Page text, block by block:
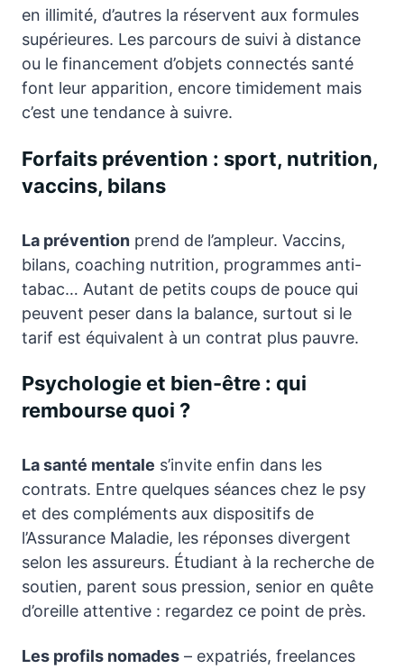
en illimité, d’autres la réservent aux formules
supérieures. Les parcours de suivi à distance
ou le financement d’objets connectés santé
font leur apparition, encore timidement mais
c’est une tendance à suivre.
Forfaits prévention : sport, nutrition,
vaccins, bilans
La prévention prend de l’ampleur. Vaccins,
bilans, coaching nutrition, programmes anti-
tabac… Autant de petits coups de pouce qui
peuvent peser dans la balance, surtout si le
tarif est équivalent à un contrat plus pauvre.
Psychologie et bien-être : qui
rembourse quoi ?
La santé mentale s’invite enfin dans les
contrats. Entre quelques séances chez le psy
et des compléments aux dispositifs de
l’Assurance Maladie, les réponses divergent
selon les assureurs. Étudiant à la recherche de
soutien, parent sous pression, senior en quête
d’oreille attentive : regardez ce point de près.
Les profils nomades – expatriés, freelances